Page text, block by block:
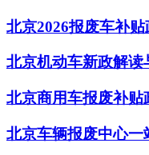
北京2026报废车补
北京机动车新政解
北京商用车报废补贴
北京车辆报废中心